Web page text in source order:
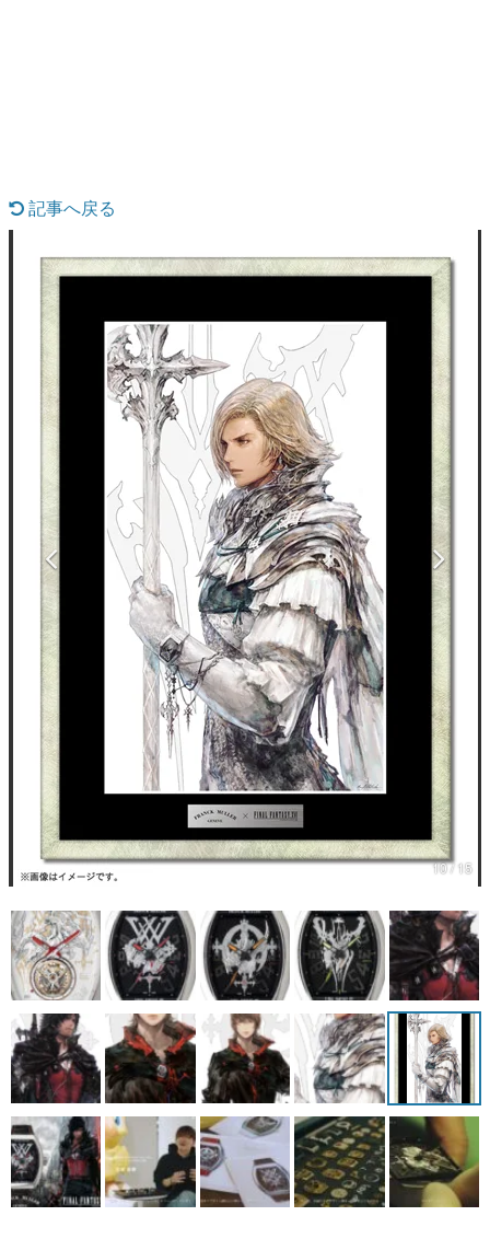
ゲーム開発者・hamatsu氏がゲームの魅力を画面や操作の
具体的な形から解き明かしていく、硬派で骨太な評論連載
ゲームが変えた日本語
「経験値」「裏技」「ラスボス」… ゲームにまつわる言葉
の起源や用法の変遷を、コンピューター文化史研究家・タ
イニーP氏が徹底調査。
カテゴリ
特集記事
マンガ
女性向け
アプリレビュー
電ファミニコゲーマーとは？
運営：株式会社マレ
記事へ戻る
10 / 15